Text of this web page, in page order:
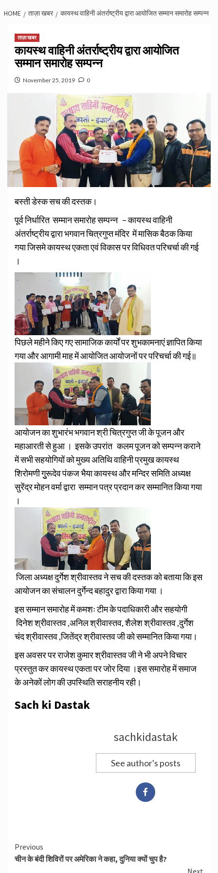
HOME ताज़ा खबर कायस्थ वाहिनी अंतर्राष्ट्रीय द्वारा आयोजित सम्मान समारोह सम्पन्न
ताज़ा खबर
कायस्थ वाहिनी अंतर्राष्ट्रीय द्वारा आयोजित
सम्मान समारोह सम्पन्न
November 25, 2019 0
बस्ती डेस्क सच की दस्तक।
पूर्व निर्धारित सम्मान समारोह सम्पन्न – कायस्थ वाहिनी
अंतर्राष्ट्रीय द्वारा भगवान चित्रगुप्त मंदिर में मासिक बैठक किया
गया जिसमे कायस्थ एकता एवं विकास पर विधिवत परिचर्चा की गई
।
पिछले महीने किए गए सामाजिक कार्यों पर शुभकामनाएं ज्ञापित किया
गया और आगामी माह में आयोजित आयोजनों पर परिचर्चा की गई॥
आयोजन का शुभारंभ भगवान श्री चित्रगुप्त जी के पूजन और
महाआरती से हुआ । इसके उपरांत कलम पूजन को सम्पन्न कराने
में सभी सहयोगियों को मुख्य अतिथि वाहिनी प्रमुख कायस्थ
शिरोमणी गुुरूदेव पंकज भैया कायस्थ और मन्दिर समिति अध्यक्ष
सुरेंद्र मोहन वर्मा द्वारा सम्मान पत्र प्रदान कर सम्मानित किया गया
।
जिला अध्यक्ष दुर्गेश श्रीवास्तव ने सच की दस्तक को बताया कि इस
आयोजन का संचालन दुर्गेन्द बहादुर द्वारा किया गया ।
इस सम्मान समारोह में कमशः टीम के पदाधिकारी और सहयोगी
दिनेश श्रीवास्तव ,अनिल श्रीवास्तव, शैलेश श्रीवास्तव ,दुर्गेश
चंद श्रीवास्तव ,जितेंद्र श्रीवास्तव जी को सम्मानित किया गया।
इस अवसर पर राजेश कुमार श्रीवास्तव जी ने भी अपने विचार
प्रस्तुत कर कायस्थ एकता पर जोर दिया ।इस समारोह में समाज
के अनेकों लोग की उपस्थिति सराहनीय रही।
Sach ki Dastak
sachkidastak
See author's posts
Continue
Reading
Previous
चीन के बंदी शिविरों पर अमेरिका ने कहा, दुनिया क्यों चुप है?